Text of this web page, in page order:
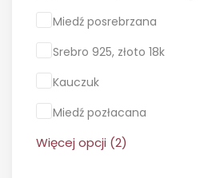
Miedź posrebrzana
Srebro 925, złoto 18k
Kauczuk
Miedź pozłacana
Więcej opcji (2)